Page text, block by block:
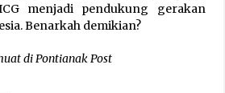
menjadi pendukung gerakan
Benarkah demikian?
di Pontianak Post